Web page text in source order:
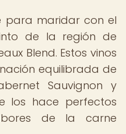
para maridar con el
de la región de
Blend. Estos vinos
equilibrada de
Sauvignon y
los hace perfectos
de la carne